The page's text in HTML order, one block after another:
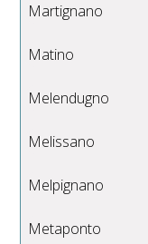
Martignano
Matino
Melendugno
Melissano
Melpignano
Metaponto